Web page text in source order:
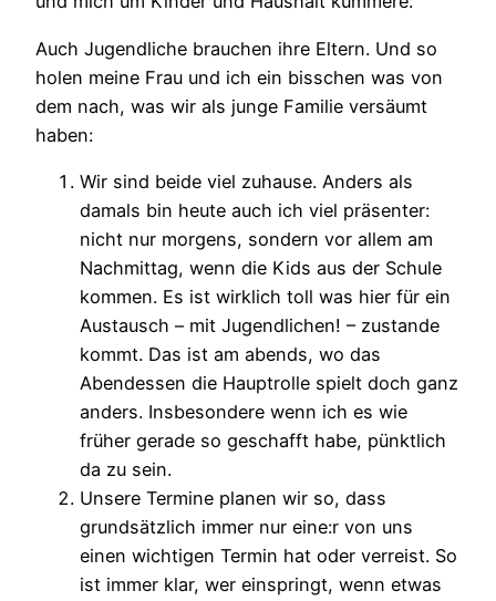
Auch Jugendliche brauchen ihre Eltern. Und so
holen meine Frau und ich ein bisschen was von
dem nach, was wir als junge Familie versäumt
haben:
Wir sind beide viel zuhause. Anders als
damals bin heute auch ich viel präsenter:
nicht nur morgens, sondern vor allem am
Nachmittag, wenn die Kids aus der Schule
kommen. Es ist wirklich toll was hier für ein
Austausch – mit Jugendlichen! – zustande
kommt. Das ist am abends, wo das
Abendessen die Hauptrolle spielt doch ganz
anders. Insbesondere wenn ich es wie
früher gerade so geschafft habe, pünktlich
da zu sein.
Unsere Termine planen wir so, dass
grundsätzlich immer nur eine:r von uns
einen wichtigen Termin hat oder verreist. So
ist immer klar, wer einspringt, wenn etwas